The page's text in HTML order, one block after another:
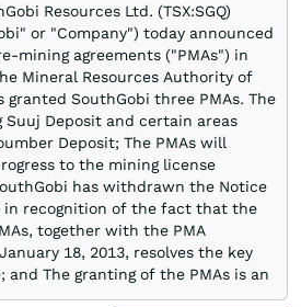
Resources Ltd. (TSX:SGQ)
or "Company") today announced
mining agreements ("PMAs") in
Mineral Resources Authority of
granted SouthGobi three PMAs. The
Suuj Deposit and certain areas
Deposit; The PMAs will
to the mining license
has withdrawn the Notice
in recognition of the fact that the
together with the PMA
18, 2013, resolves the key
The granting of the PMAs is an
and signals its improving